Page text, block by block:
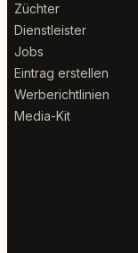
Züchter
Dienstleister
Jobs
Eintrag erstellen
Werberichtlinien
Media-Kit